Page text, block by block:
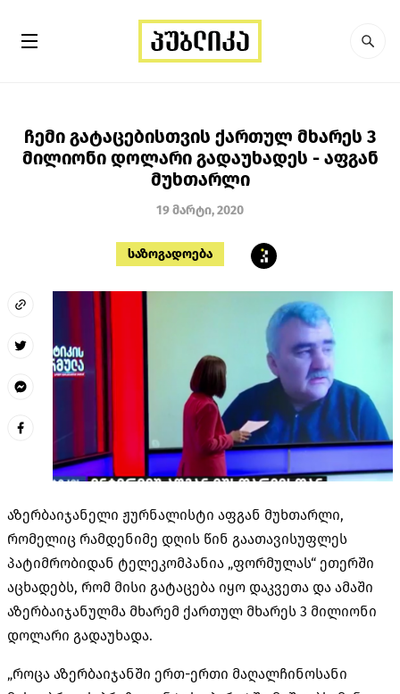
ჩემი გატაცებისთვის ქართულ მხარეს 3
მილიონი დოლარი გადაუხადეს - აფგან
მუხთარლი
19 მარტი, 2020
საზოგადოება
აზერბაიჯანელი ჟურნალისტი აფგან მუხთარლი,
რომელიც რამდენიმე დღის წინ გაათავისუფლეს
პატიმრობიდან ტელეკომპანია „ფორმულას“ ეთერში
აცხადებს, რომ მისი გატაცება იყო დაკვეთა და ამაში
აზერბაიჯანულმა მხარემ ქართულ მხარეს 3 მილიონი
დოლარი გადაუხადა.
„როცა აზერბაიჯანში ერთ-ერთი მაღალჩინოსანი